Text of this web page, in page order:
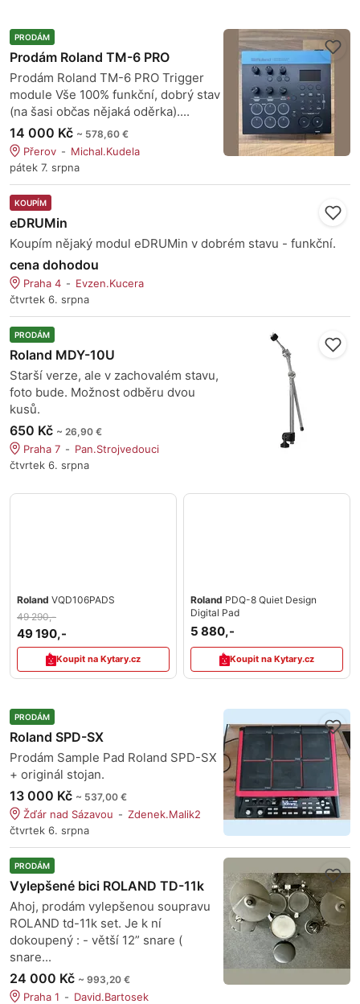
PRODÁM
Prodám Roland TM-6 PRO
Prodám Roland TM-6 PRO Trigger
module Vše 100% funkční, dobrý stav
(na šasi občas nějaká oděrka)....
14 000 Kč ~ 578,60 €
Přerov
Michal.Kudela
pátek 7. srpna
KOUPÍM
eDRUMin
Koupím nějaký modul eDRUMin v dobrém stavu - funkční.
cena dohodou
Praha 4
Evzen.Kucera
čtvrtek 6. srpna
PRODÁM
Roland MDY-10U
Starší verze, ale v zachovalém stavu,
foto bude. Možnost odběru dvou
kusů.
650 Kč ~ 26,90 €
Praha 7
Pan.Strojvedouci
čtvrtek 6. srpna
Roland VQD106PADS
49 290,-
49 190,-
Koupit na Kytary.cz
Roland PDQ-8 Quiet Design
Digital Pad
5 880,-
Koupit na Kytary.cz
PRODÁM
Roland SPD-SX
Prodám Sample Pad Roland SPD-SX
+ originál stojan.
13 000 Kč ~ 537,00 €
Žďár nad Sázavou
Zdenek.Malik2
čtvrtek 6. srpna
PRODÁM
Vylepšené bici ROLAND TD-11k
Ahoj, prodám vylepšenou soupravu
ROLAND td-11k set. Je k ní
dokoupený : - větší 12” snare (
snare...
24 000 Kč ~ 993,20 €
Praha 1
David.Bartosek